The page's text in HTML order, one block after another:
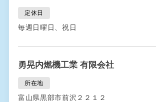
定休日
毎週日曜日、祝日
勇晃内燃機工業 有限会社
所在地
富山県黒部市前沢２２１２